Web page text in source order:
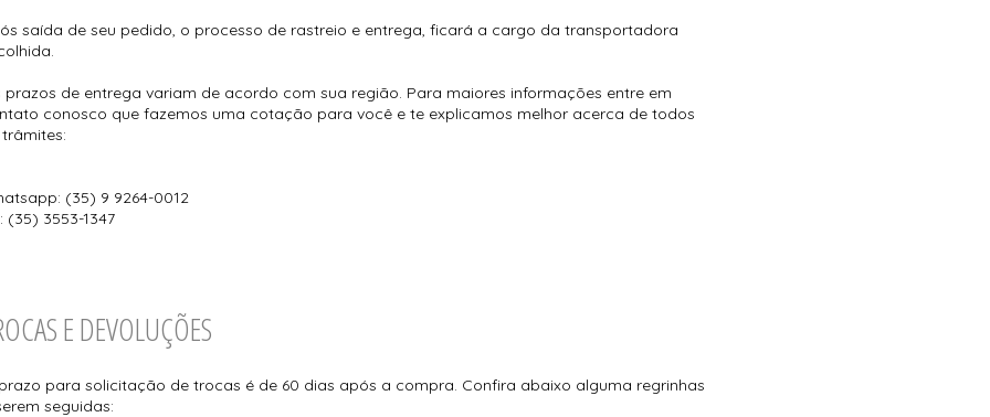
saída de seu pedido, o processo de rastreio e entrega, ficará a cargo da transportadora
prazos de entrega variam de acordo com sua região. Para maiores informações entre em
conosco que fazemos uma cotação para você e te explicamos melhor acerca de todos
(35) 9 9264-0012
(35) 3553-1347
E DEVOLUÇÕES
para solicitação de trocas é de 60 dias após a compra. Confira abaixo alguma regrinhas
seguidas: